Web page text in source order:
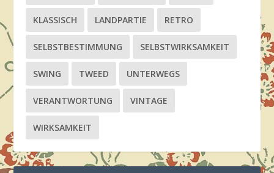
KLASSISCH LANDPARTIE RETRO
SELBSTBESTIMMUNG SELBSTWIRKSAMKEIT
SWING TWEED UNTERWEGS
VERANTWORTUNG VINTAGE
WIRKSAMKEIT